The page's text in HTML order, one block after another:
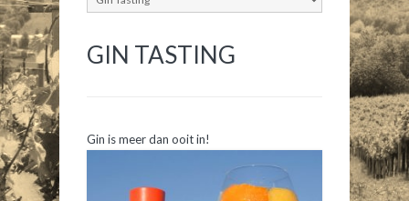
GIN TASTING
Gin is meer dan ooit in!